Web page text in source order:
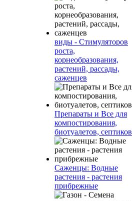
виды - Стимуляторов
роста,
корнеобразования,
растений, рассады,
саженцев
Препараты и Все для
компостирования,
биотуалетов, септиков
Саженцы: Водные
растения - растения
прибрежные